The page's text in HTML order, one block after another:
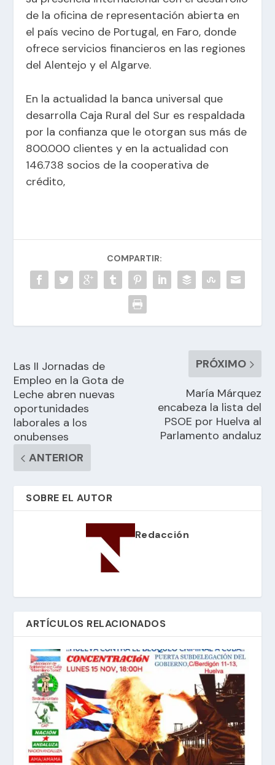
de la oficina de representación abierta en
el país vecino de Portugal, en Faro, donde
ofrece servicios financieros en las regiones
del Alentejo y el Algarve.
En la actualidad la banca universal que
desarrolla Caja Rural del Sur es respaldada
por la confianza que le otorgan sus más de
800.000 clientes y en la actualidad con
146.738 socios de la cooperativa de
crédito,
COMPARTIR:
Las II Jornadas de
Empleo en la Gota de
Leche abren nuevas
oportunidades
laborales a los
onubenses
ANTERIOR
PRÓXIMO
María Márquez
encabeza la lista del
PSOE por Huelva al
Parlamento andaluz
SOBRE EL AUTOR
Redacción
ARTÍCULOS RELACIONADOS